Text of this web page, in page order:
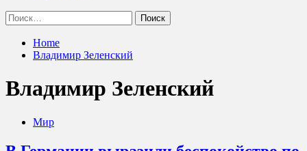
Найти:
Home
Владимир Зеленский
Владимир Зеленский
Мир